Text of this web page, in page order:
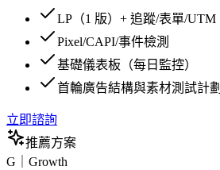
LP（1 版）+ 追蹤/表單/UTM
Pixel/CAPI/事件檢測
基礎儀表板（每日監控）
首輪廣告結構與素材測試計劃
立即諮詢
推薦方案
G｜Growth